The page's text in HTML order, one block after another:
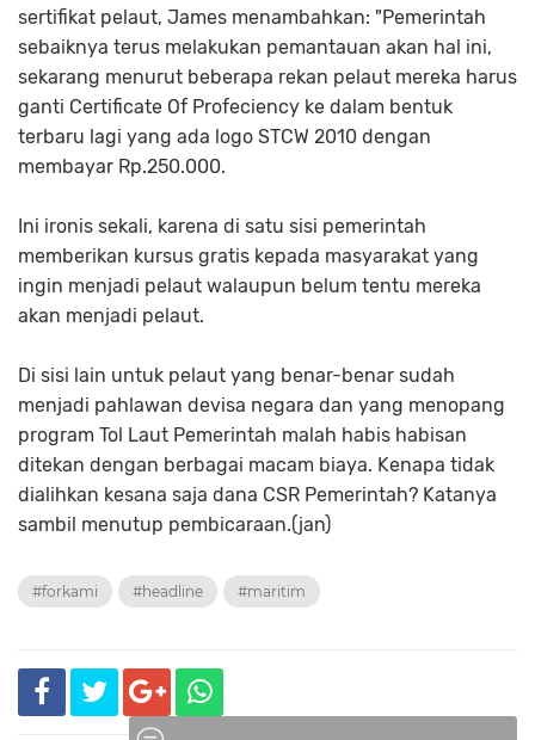
sertifikat pelaut, James menambahkan: "Pemerintah
sebaiknya terus melakukan pemantauan akan hal ini,
sekarang menurut beberapa rekan pelaut mereka harus
ganti Certificate Of Profeciency ke dalam bentuk
terbaru lagi yang ada logo STCW 2010 dengan
membayar Rp.250.000.
Ini ironis sekali, karena di satu sisi pemerintah
memberikan kursus gratis kepada masyarakat yang
ingin menjadi pelaut walaupun belum tentu mereka
akan menjadi pelaut.
Di sisi lain untuk pelaut yang benar-benar sudah
menjadi pahlawan devisa negara dan yang menopang
program Tol Laut Pemerintah malah habis habisan
ditekan dengan berbagai macam biaya. Kenapa tidak
dialihkan kesana saja dana CSR Pemerintah? Katanya
sambil menutup pembicaraan.(jan)
#forkami #headline #maritim